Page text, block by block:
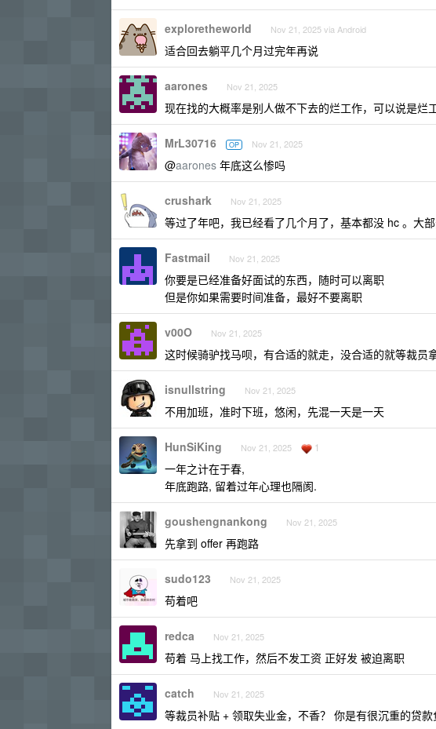
exploretheworld Nov 21, 2025 via Android
适合回去躺平几个月过完年再说
aarones Nov 21, 2025
现在找的大概率是别人做不下去的烂工作，可以说是烂
MrL30716 OP Nov 21, 2025
@aarones 年底这么惨吗
crushark Nov 21, 2025
等过了年吧，我已经看了几个月了，基本都没 hc 。大
Fastmail Nov 21, 2025
你要是已经准备好面试的东西，随时可以离职
但是你如果需要时间准备，最好不要离职
v00O Nov 21, 2025
这时候骑驴找马呗，有合适的就走，没合适的就等裁员
isnullstring Nov 21, 2025
不用加班，准时下班，悠闲，先混一天是一天
HunSiKing Nov 21, 2025 1
一年之计在于春,
年底跑路, 留着过年心理也隔阂.
goushengnankong Nov 21, 2025
先拿到 offer 再跑路
sudo123 Nov 21, 2025
苟着吧
redca Nov 21, 2025
苟着 马上找工作，然后不发工资 正好发 被迫离职
catch Nov 21, 2025
等裁员补贴 + 领取失业金，不香？ 你是有很沉重的贷款